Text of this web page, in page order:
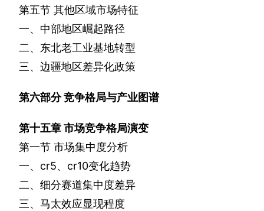
第五节 其他区域市场特征
一、中部地区崛起路径
二、东北老工业基地转型
三、边疆地区差异化政策
第六部分竞争格局与产业图谱
第十五章市场竞争格局演变
第一节 市场集中度分析
一、 cr5、 cr10变化趋势
二、细分赛道集中度差异
三、马太效应显现程度